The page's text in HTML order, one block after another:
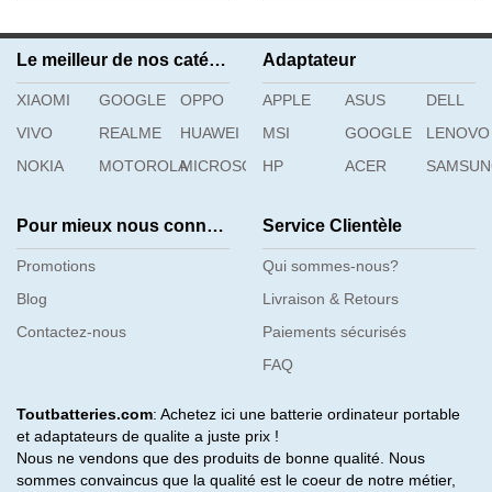
Le meilleur de nos catégories
XIAOMI GOOGLE
OPPO
VIVO
REALME
HUAWEI
NOKIA
MOTOROLAMICROSOFT
Adaptateur
APPLE ASUS
DELL
MSI
GOOGLE
LENOVO
HP
ACER
Pour mieux nous connaître
Promotions
Blog
Contactez-nous
Service Clientèle
Qui sommes-nous?
Livraison & Retours
Paiements sécurisés
FAQ
Toutbatteries.com: Achetez ici une batterie ordinateur portable
et adaptateurs de qualite a juste prix !
Nous ne vendons que des produits de bonne qualité. Nous
sommes convaincus que la qualité est le coeur de notre métier,